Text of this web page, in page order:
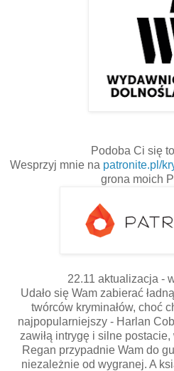
Podoba Ci się
Wesprzyj mnie na patronite.pl/
grona moich
22.11 aktualizacja -
Udało się Wam zabierać
twórców kryminałów, choć
najpopularniejszy - Harlan
zawiłą intrygę i silne
Regan przypadnie Wam do
niezależnie od wygranej. A